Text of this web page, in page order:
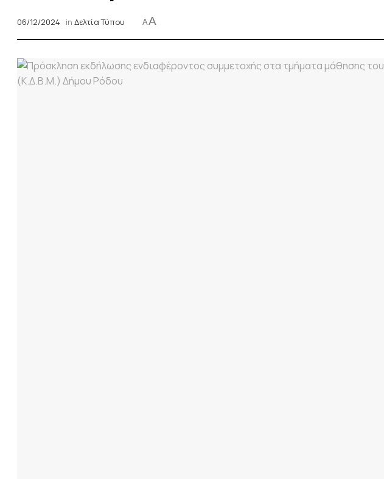
06/12/2024 in Δελτία Τύπου AA